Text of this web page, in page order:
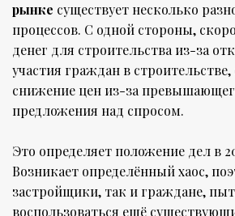
рынке существует несколько
процессов. С одной стороны,
денег для строительства из-за
участия граждан в строительстве,
снижение цен из-за
предложения над спросом.
Это определяет положение дел в
Возникает определённый хаос,
застройщики, так и граждане,
воспользоваться ещё